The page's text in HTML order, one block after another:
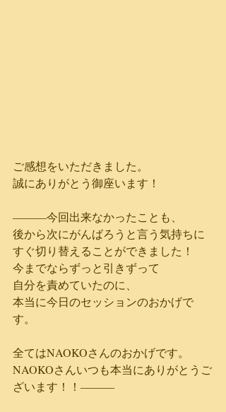
ご感想をいただきました。
誠にありがとう御座います！
―――今回出来なかったことも、
後から次にがんばろうと言う気持ちに
すぐ切り替えることができました！
今までならずっと引きずって
自分を責めていたのに、
本当に今日のセッションのおかげで
す。
全てはNAOKOさんのおかげです。
NAOKOさんいつも本当にありがとうご
ざいます！！―――